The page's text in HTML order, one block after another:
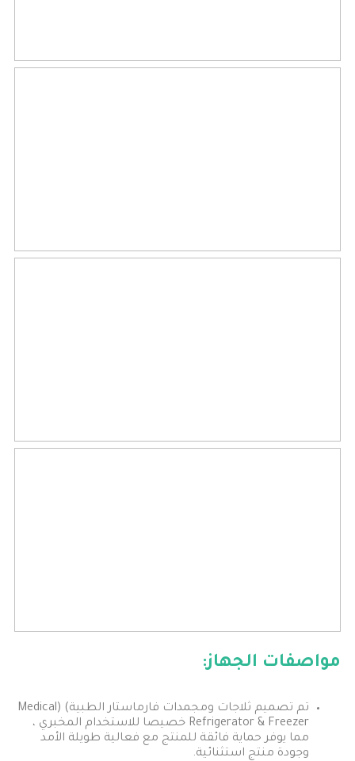
مواصفات الجهاز:
تم تصميم ثلاجات ومجمدات فارماستار الطبية) (Medical
Refrigerator & Freezer خصيصا للاستخدام المخبري ،
مما يوفر حماية فائقة للمنتج مع فعالية طويلة الأمد
وجودة منتج استثنائية.